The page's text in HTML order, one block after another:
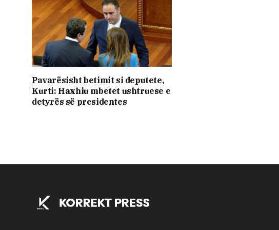
Pavarësisht betimit si deputete,
Kurti: Haxhiu mbetet ushtruese e
detyrës së presidentes